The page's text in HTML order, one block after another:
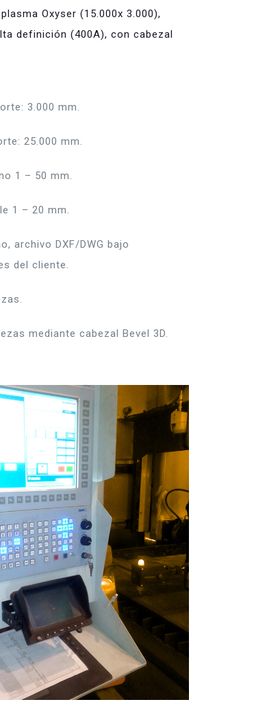
Oxyser (15.000x 3.000),
definición (400A), con cabezal
3.000 mm.
25.000 mm.
1 – 50 mm.
1 – 20 mm.
archivo DXF/DWG bajo
del cliente.
mediante cabezal Bevel 3D.